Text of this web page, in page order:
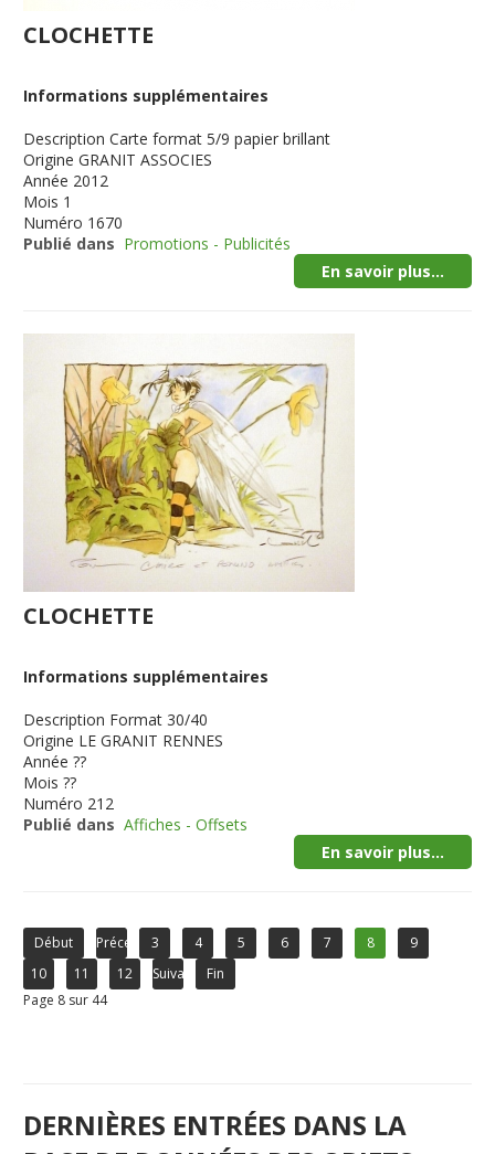
CLOCHETTE
Informations supplémentaires
Description Carte format 5/9 papier brillant
Origine GRANIT ASSOCIES
Année 2012
Mois 1
Numéro 1670
Publié dans Promotions - Publicités
En savoir plus...
CLOCHETTE
Informations supplémentaires
Description Format 30/40
Origine LE GRANIT RENNES
Année ??
Mois ??
Numéro 212
Publié dans Affiches - Offsets
En savoir plus...
Début Précédent
3 4 5 6 7 8
9
10
11 12 Suivant
Fin
Page 8 sur 44
DERNIÈRES ENTRÉES DANS LA